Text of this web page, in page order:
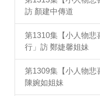
訪 顏建中傳道
第1310集【小人物悲
行」訪 鄭婕馨姐妹
第1309集【小人物悲
陳婉如姐妹